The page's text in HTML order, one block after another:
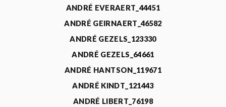
ANDRÉ EVERAERT_44451
ANDRÉ GEIRNAERT_46582
ANDRÉ GEZELS_123330
ANDRÉ GEZELS_64661
ANDRÉ HANTSON_119671
ANDRÉ KINDT_121443
ANDRÉ LIBERT_76198